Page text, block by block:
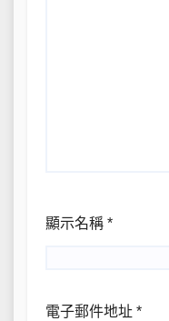
顯示名稱 *
電子郵件地址 *